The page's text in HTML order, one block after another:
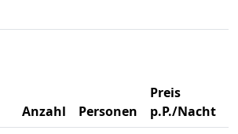
Anzahl Personen
Preis
p.P./Nacht